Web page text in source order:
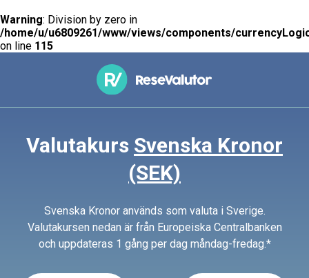
Warning: Division by zero in
/home/u/u6809261/www/views/components/
on line 115
Valutakurs Svenska Kronor
(SEK)
Svenska Kronor används som valuta i Sverige.
Valutakursen nedan är från Europeiska Centralbanken
och uppdateras 1 gång per dag måndag-fredag.*